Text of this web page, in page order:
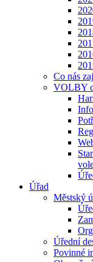
Co nás
VOLBY
Úřad
Městský
Úřední
Povinné